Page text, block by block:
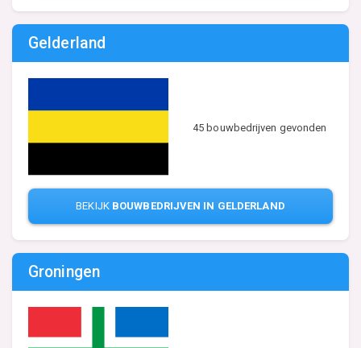
Gelderland
45 bouwbedrijven gevonden
BEKIJK BOUWBEDRIJVEN IN GELDERLAND
Groningen